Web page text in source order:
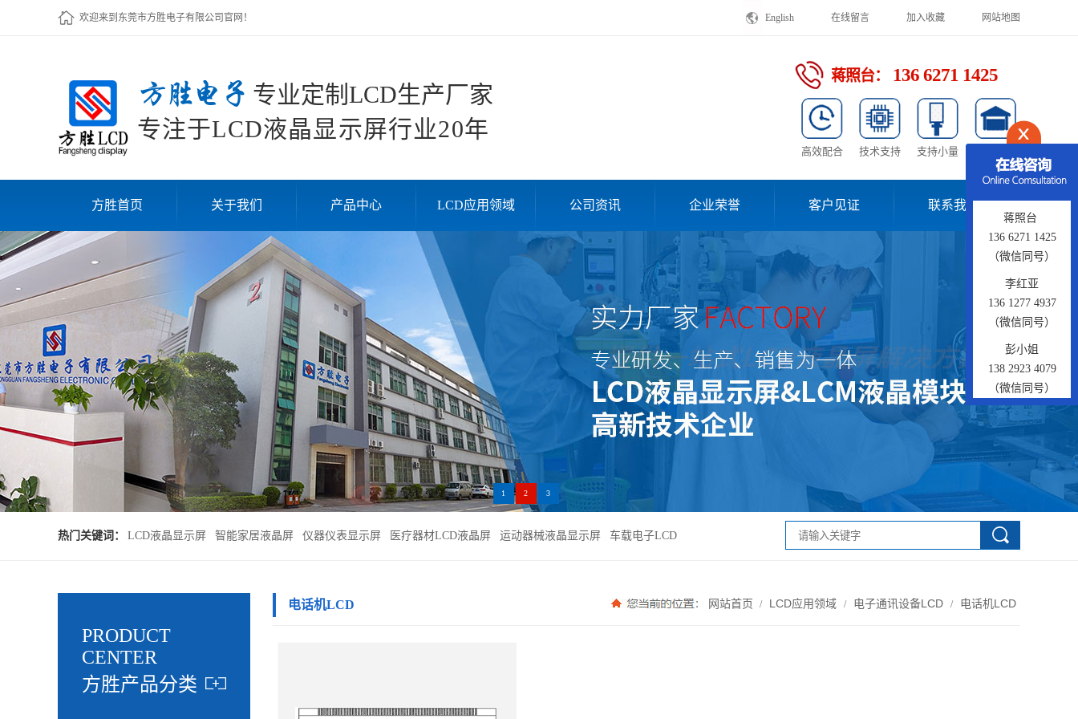
English 在线留言 加入收藏 网站地图
欢迎来到东莞市方胜电子有限公司官网！
方胜电子 专业定制LCD生产厂家
专注于LCD液晶显示屏行业20年
蒋照台： 136 6271 1425
高效配合 技术支持 支持小量
方胜首页 关于我们 产品中心 LCD应用领域 公司资讯 企业荣誉 客户见证 联系我们
1 2 3
热门关键词： LCD液晶显示屏 智能家居液晶屏 仪器仪表显示屏 医疗器材LCD液晶屏 运动器械液晶显示屏 车载电子LCD
PRODUCT
CENTER
方胜产品分类
电话机LCD 网站首页 / LCD应用领域 / 电子通讯设备LCD / 电话机LCD
蒋照台
136 6271 1425
（微信同号）
李红亚
136 1277 4937
（微信同号）
彭小姐
138 2923 4079
（微信同号）